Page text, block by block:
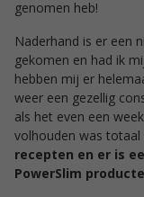
genomen heb!
Naderhand is er een
gekomen en had ik
hebben mij er
weer een gezellig
als het even een
volhouden was totaal
recepten en er is
PowerSlim